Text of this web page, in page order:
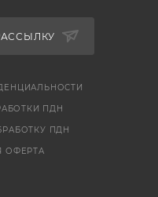
ПДН
ПДН
ОФЕРТА